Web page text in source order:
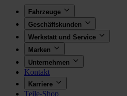
Fahrzeuge
Geschäftskunden
Werkstatt und Service
Marken
Unternehmen
Kontakt
Karriere
Teile-Shop